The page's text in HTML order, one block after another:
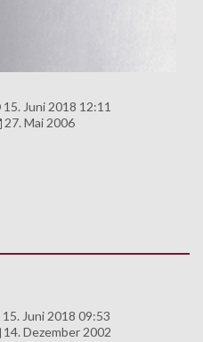
15. Juni 2018 12:11
27. Mai 2006
15. Juni 2018 09:53
14. Dezember 2002